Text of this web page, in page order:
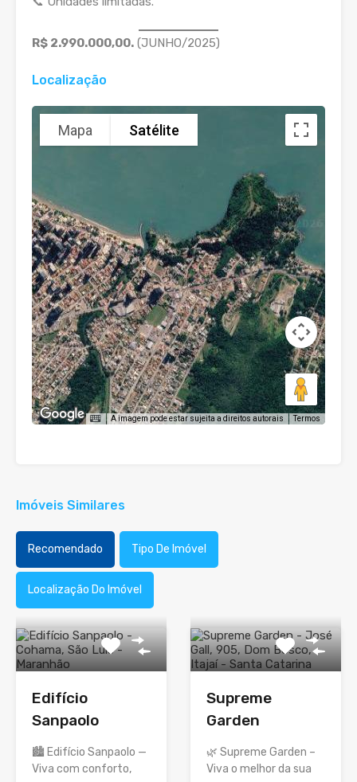
R$ 2.990.000,00. (JUNHO/2025)
Localização
Mapa Satélite
A imagem pode estar sujeita a direitos autorais Termos
Imóveis Similares
Recomendado Tipo De Imóvel
Localização Do Imóvel
Edifício
Sanpaolo
🏙️ Edifício Sanpaolo —
Viva com conforto,
Supreme
Garden
🌿 Supreme Garden –
Viva o melhor da sua